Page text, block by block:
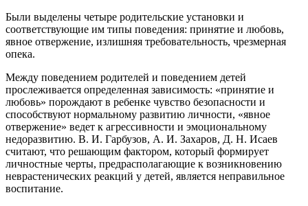
Были выделены четыре родительские установки и
соответствующие им типы поведения: принятие и любовь,
явное отвержение, излишняя требовательность, чрезмерная
опека.
Между поведением родителей и поведением детей
прослеживается определенная зависимость: «принятие и
любовь» порождают в ребенке чувство безопасности и
способствуют нормальному развитию личности, «явное
отвержение» ведет к агрессивности и эмоциональному
недоразвитию. В. И. Гарбузов, А. И. Захаров, Д. Н. Исаев
считают, что решающим фактором, который формирует
личностные черты, предрасполагающие к возникновению
неврастенических реакций у детей, является неправильное
воспитание.